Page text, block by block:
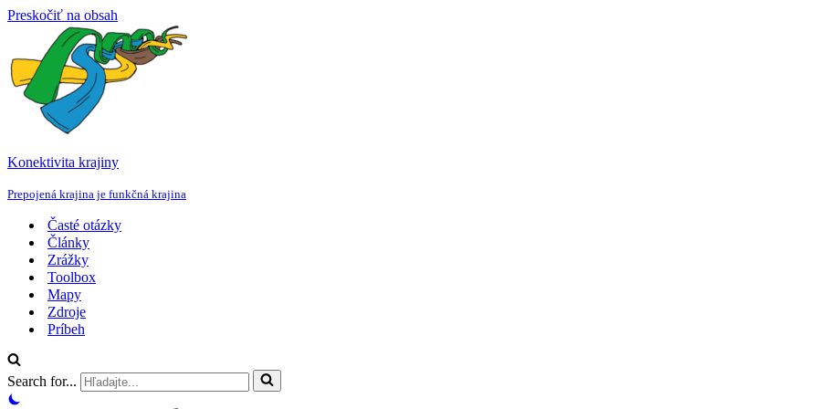
Preskočiť na obsah
Konektivita krajiny
Prepojená krajina je funkčná krajina
Časté otázky
Články
Zrážky
Toolbox
Mapy
Zdroje
Príbeh
Search for...